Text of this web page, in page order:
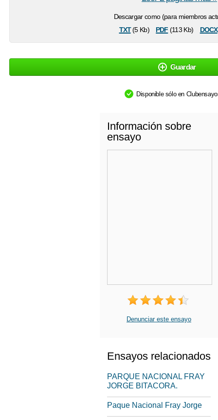
Descargar como (para miembros
txt(5 Kb) pdf (113 Kb) docx
Guardar
Disponible sólo en
Información sobre
ensayo
Denunciar este ensayo
Ensayos relacionados
PARQUE NACIONAL FRAY
JORGE BITACORA.
Paque Nacional Fray Jorge